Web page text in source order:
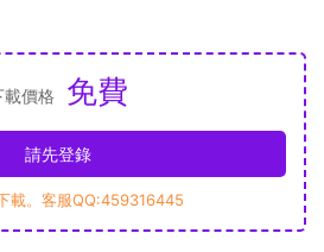
載價格 免費
請先登錄
載。客服QQ:459316445